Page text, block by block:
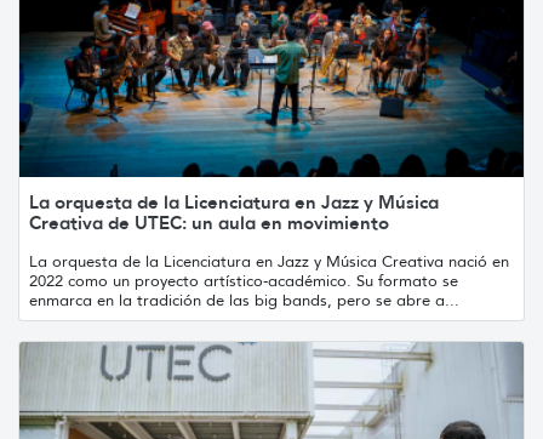
La orquesta de la Licenciatura en Jazz y Música
Creativa de UTEC: un aula en movimiento
La orquesta de la Licenciatura en Jazz y Música Creativa nació en
2022 como un proyecto artístico-académico. Su formato se
enmarca en la tradición de las big bands, pero se abre a...